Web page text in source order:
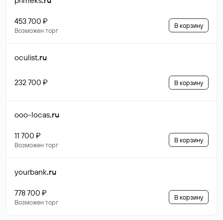
453 700 ₽
Возможен торг
В корзину
oculist.ru
232 700 ₽ В корзину
ooo-locas.ru
11 700 ₽
Возможен торг
В корзину
yourbank.ru
778 700 ₽
Возможен торг
В корзину